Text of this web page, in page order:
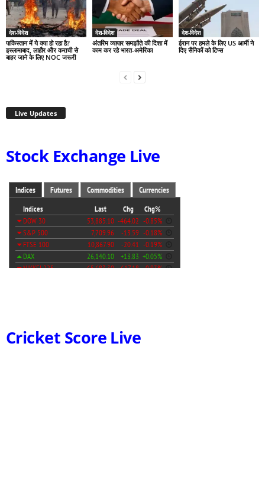
देश-विदेश
पाकिस्तान में ये क्या हो रहा है?
इस्लामाबाद, लाहौर और कराची से
बाहर जाने के लिए NOC जरूरी
देश-विदेश
अंतरिम व्यापार समझौते की दिशा में
काम कर रहे भारत-अमेरिका
देश-विदेश
ईरान पर हमले के लिए US आर्मी ने
दिए सैनिकों को टिप्स
Live Updates
Stock Exchange Live
Cricket Score Live